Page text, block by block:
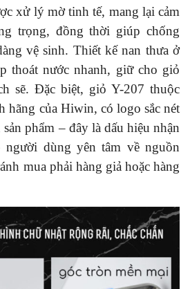
xử lý mờ tinh tế, mang lại cảm
trọng, đồng thời giúp chống
vệ sinh. Thiết kế nan thưa ở
thoát nước nhanh, giữ cho giỏ
sẽ. Đặc biệt, giỏ Y-207 thuộc
hãng của Hiwin, có logo sắc nét
phẩm – đây là dấu hiệu nhận
người dùng yên tâm về nguồn
mua phải hàng giả hoặc hàng